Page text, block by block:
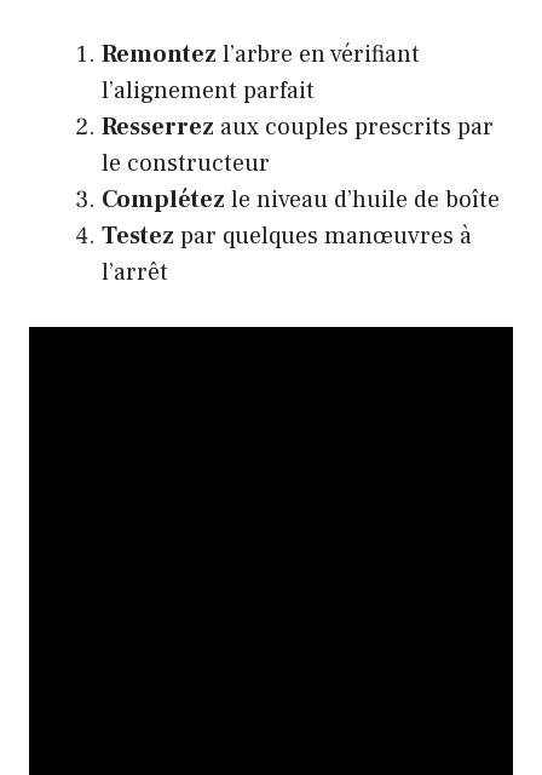
Remontez l’arbre en vérifiant
l’alignement parfait
Resserrez aux couples prescrits par
le constructeur
Complétez le niveau d’huile de boîte
Testez par quelques manœuvres à
l’arrêt